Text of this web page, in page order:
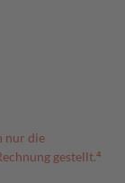
nur die
gestellt.⁴